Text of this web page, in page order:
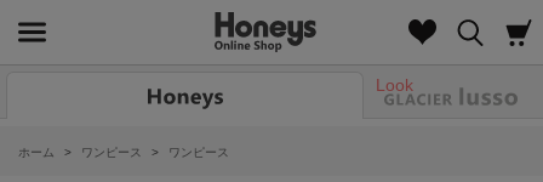
Look
ホーム > ワンピース > ワンピース